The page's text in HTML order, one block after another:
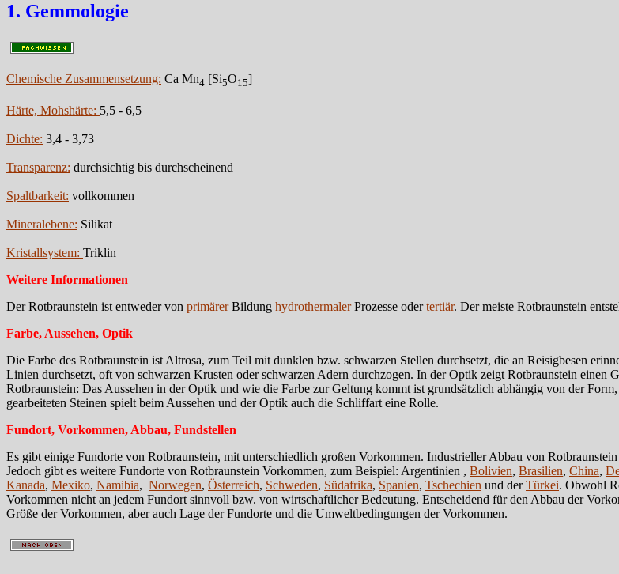
1. Gemmologie
Chemische Zusammensetzung: Ca Mn4 [Si5O15]
Härte, Mohshärte: 5,5 - 6,5
Dichte: 3,4 - 3,73
Transparenz: durchsichtig bis durchscheinend
Spaltbarkeit: vollkommen
Mineralebene: Silikat
Kristallsystem: Triklin
Weitere Informationen
Der Rotbraunstein ist entweder von primärerBildung hydrothermalerProzesse odertertiär. Der meiste Rotbraunstein
Farbe, Aussehen, Optik
Die Farbe des Rotbraunstein ist Altrosa, zum Teil mit dunklen bzw. schwarzen Stellen durchsetzt, die an Reisigbesen
Linien durchsetzt, oft von schwarzen Krusten oder schwarzen Adern durchzogen. In der Optik zeigt Rotbraunstein einen
Rotbraunstein: Das Aussehen in der Optik und wie die Farbe zur Geltung kommt ist grundsätzlich abhängig von der
gearbeiteten Steinen spielt beim Aussehen und der Optik auch die Schliffart eine Rolle.
Fundort, Vorkommen, Abbau, Fundstellen
Es gibt einige Fundorte von Rotbraunstein, mit unterschiedlich großen Vorkommen. Industrieller Abbau von
Jedoch gibt es weitere Fundorte von Rotbraunstein Vorkommen, zum Beispiel: Argentinien , Bolivien, Brasilien, China,
Kanada, Mexiko, Namibia, Norwegen, Österreich, Schweden, Südafrika, Spanien, Tschechien und derTürkei. Obwohl
Vorkommen nicht an jedem Fundort sinnvoll bzw. von wirtschaftlicher Bedeutung. Entscheidend für den Abbau der
Größe der Vorkommen, aber auch Lage der Fundorte und die Umweltbedingungen der Vorkommen.